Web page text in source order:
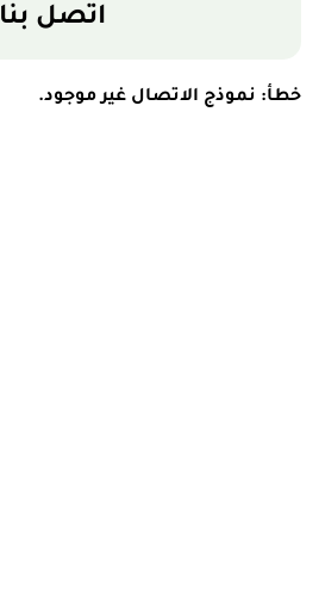
اتصل بنا
خطأ: نموذج الاتصال غير موجود.